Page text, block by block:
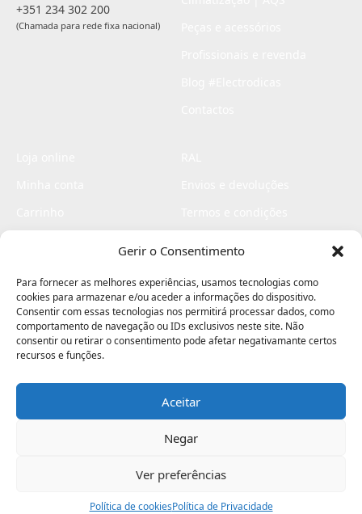
Gerir o Consentimento
Para fornecer as melhores experiências, usamos tecnologias como
cookies para armazenar e/ou aceder a informações do dispositivo.
Consentir com essas tecnologias nos permitirá processar dados, como
comportamento de navegação ou IDs exclusivos neste site. Não
consentir ou retirar o consentimento pode afetar negativamante certos
recursos e funções.
Aceitar
Negar
Ver preferências
Política de cookiesPolítica de Privacidade
+351 234 302 200
(Chamada para rede fixa nacional)
Livro de elogios
Electromaquinas ©2026
contágio - agência criativa
Assistência Ajuda Minha Conta